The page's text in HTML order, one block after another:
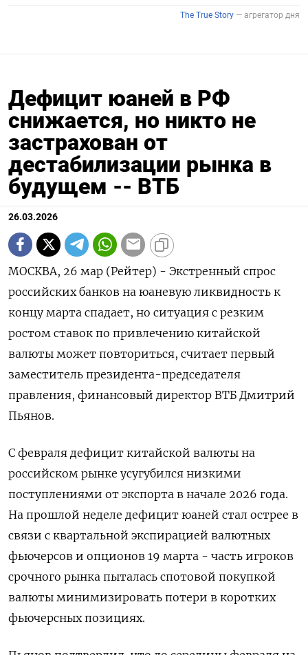
Дефицит юаней в РФ
снижается, но никто не
застрахован от
дестабилизации рынка в
будущем -- ВТБ
26.03.2026
МОСКВА, 26 мар (Рейтер) - Экстренный спрос
российских банков на юаневую ликвидность к
концу марта спадает, но ситуация с резким
ростом ставок по привлечению китайской
валюты может повториться, считает первый
заместитель президента-председателя
правления, финансовый директор ВТБ Дмитрий
Пьянов.
С февраля дефицит китайской валюты на
российском рынке усугубился низкими
поступлениями ‌от экспорта в начале 2026 года.
На прошлой неделе дефицит юаней стал острее в
связи с квартальной экспирацией валютных
фьючерсов и опционов 19 марта - часть игроков
срочного рынка пыталась спотовой покупкой
валюты минимизировать потери в коротких
фьючерсных позициях.